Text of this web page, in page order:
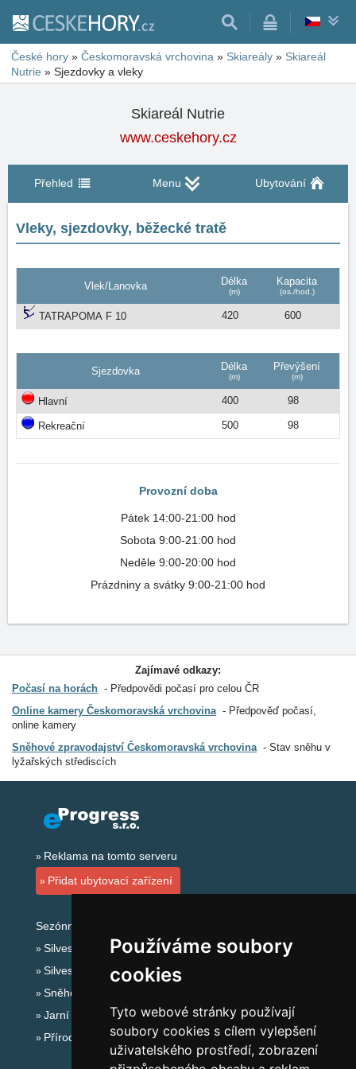
Používáme soubory
cookies
Tyto webové stránky používají
soubory cookies s cílem vylepšení
uživatelského prostředí, zobrazení
České hory » Českomoravská vrchovina » Skiareály » Skiareál
Nutrie » Sjezdovky a vleky
Skiareál Nutrie
www.ceskehory.cz
Přehled Menu Ubytování
Vleky, sjezdovky, běžecké tratě
Vlek/Lanovka Délka
(m)
Kapacita
(os./hod.)
TATRAPOMA F 10 420 600
Sjezdovka Délka
(m)
Převýšení
(m)
Hlavní 400 98
Rekreační 500 98
Provozní doba
Pátek 14:00-21:00 hod
Sobota 9:00-21:00 hod
Neděle 9:00-20:00 hod
Prázdniny a svátky 9:00-21:00 hod
Zajímavé odkazy:
Počasí na horách
Předpovědi počasí pro celou ČR
Online kamery Českomoravská vrchovina
Předpověď počasí,
online kamery
Sněhové zpravodajství Českomoravská vrchovina
Stav sněhu v
lyžařských střediscích
Reklama na tomto serveru
Přidat ubytovací zařízení
Sezónní odkazy:
Silvester Českomoravská vrchovina
Silvestr na horách 2025/26
Sněhové zpravodajství
Jarní prázdniny 2027
Přírodní koupaliště